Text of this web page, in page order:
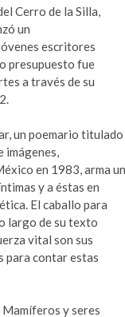
Cerro de la Silla,
un
escritores
presupuesto fue
a través de su
un poemario titulado
imágenes,
en 1983, arma
y a éstas en
El caballo para
largo de su texto
vital son sus
para contar estas
y seres